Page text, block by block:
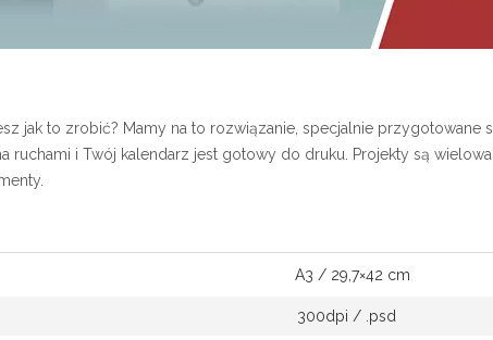
jak to zrobić? Mamy na to rozwiązanie, specjalnie
ruchami i Twój kalendarz jest gotowy do druku. Projekty są
A3 / 29,7×42 cm
300dpi / .psd